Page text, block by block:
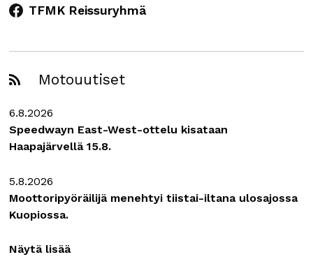
TFMK Reissuryhmä
Motouutiset
6.8.2026
Speedwayn East-West-ottelu kisataan
Haapajärvellä 15.8.
5.8.2026
Moottoripyöräilijä menehtyi tiistai-iltana ulosajossa
Kuopiossa.
Näytä lisää